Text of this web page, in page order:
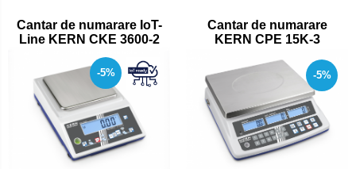
Greutati newtoniene
Bare suport (Newtoniene)
Metoda Echo-Echo
Metoda Pulse-Echo
Mediul si siguranta muncii
Masurarea intensitatii luminoase
Masurarea intensitatii sunetului
Termometre cu infrarosu
Standuri testare forta
Balustrade
Foot switches
Instrumente de masurare
Adaptoare
Cap pivotant
Cantar de numarare IoT-
Line KERN CKE 3600-2
-5%
Cantar de numarare
KERN CPE 15K-3
-5%